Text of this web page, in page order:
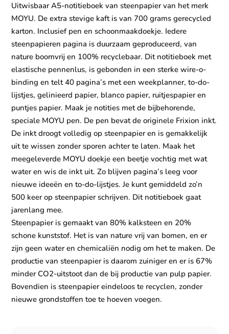
Uitwisbaar A5-notitieboek van steenpapier van het merk
MOYU. De extra stevige kaft is van 700 grams gerecycled
karton. Inclusief pen en schoonmaakdoekje. Iedere
steenpapieren pagina is duurzaam geproduceerd, van
nature boomvrij en 100% recyclebaar. Dit notitieboek met
elastische pennenlus, is gebonden in een sterke wire-o-
binding en telt 40 pagina’s met een weekplanner, to-do-
lijstjes, gelinieerd papier, blanco papier, ruitjespapier en
puntjes papier. Maak je notities met de bijbehorende,
speciale MOYU pen. De pen bevat de originele Frixion inkt.
De inkt droogt volledig op steenpapier en is gemakkelijk
uit te wissen zonder sporen achter te laten. Maak het
meegeleverde MOYU doekje een beetje vochtig met wat
water en wis de inkt uit. Zo blijven pagina’s leeg voor
nieuwe ideeën en to-do-lijstjes. Je kunt gemiddeld zo’n
500 keer op steenpapier schrijven. Dit notitieboek gaat
jarenlang mee.
Steenpapier is gemaakt van 80% kalksteen en 20%
schone kunststof. Het is van nature vrij van bomen, en er
zijn geen water en chemicaliën nodig om het te maken. De
productie van steenpapier is daarom zuiniger en er is 67%
minder CO2-uitstoot dan de bij productie van pulp papier.
Bovendien is steenpapier eindeloos te recyclen, zonder
nieuwe grondstoffen toe te hoeven voegen.